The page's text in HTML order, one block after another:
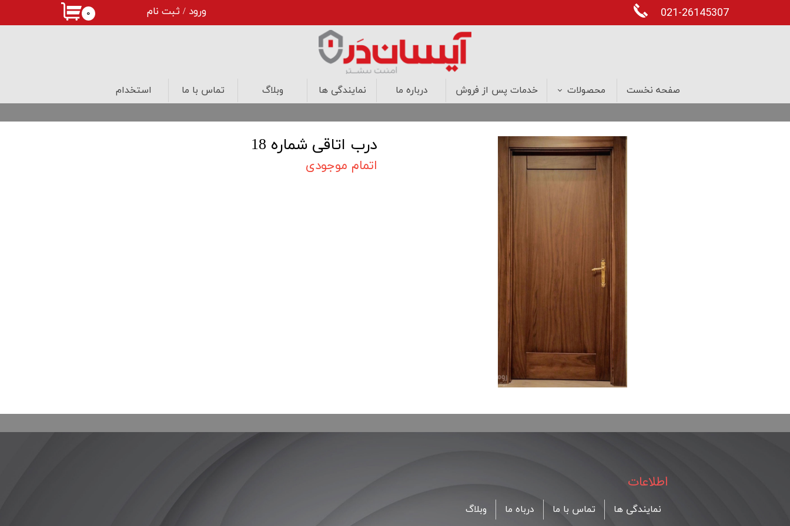
صفحه نخست محصولات
درب های ضد سرقت درب های اتاقی درب های ضد حریق
درب های لابی
پنجره
طراحی داخلی
خدمات پس از فروش درباره ما نمایندگی ها وبلاگ تماس با ما استخدام
021-26145307 ورود / ثبت نام
خروج از حساب کاربری
۰
درب اتاقی شماره 18
اتمام موجودی
نمایندگی ها تماس با ما درباه ما وبلاگ
اطلاعات